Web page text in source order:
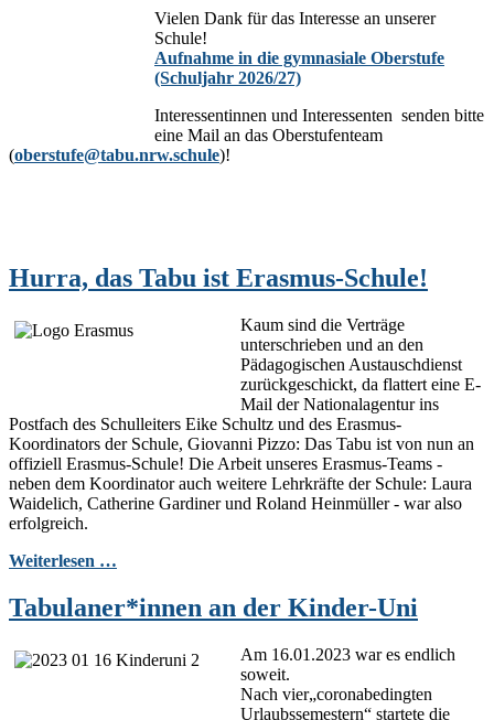
Vielen Dank für das Interesse an unserer
Schule!
Aufnahme in die gymnasiale Oberstufe
(Schuljahr 2026/27)
Interessentinnen und Interessenten senden bitte
eine Mail an das Oberstufenteam
(oberstufe@tabu.nrw.schule)!
Hurra, das Tabu ist Erasmus-Schule!
Kaum sind die Verträge
unterschrieben und an den
Pädagogischen Austauschdienst
zurückgeschickt, da flattert eine E-
Mail der Nationalagentur ins
Postfach des Schulleiters Eike Schultz und des Erasmus-
Koordinators der Schule, Giovanni Pizzo: Das Tabu ist von nun an
offiziell Erasmus-Schule! Die Arbeit unseres Erasmus-Teams -
neben dem Koordinator auch weitere Lehrkräfte der Schule: Laura
Waidelich, Catherine Gardiner und Roland Heinmüller - war also
erfolgreich.
Weiterlesen …
Tabulaner*innen an der Kinder-Uni
Am 16.01.2023 war es endlich
soweit.
Nach vier„coronabedingten
Urlaubssemestern“ startete die